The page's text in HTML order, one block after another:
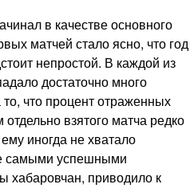
в качестве основного
матчей стало ясно, что год
непростой. В каждой из
достаточно много
что процент отраженных
взятого матча редко
иногда не хватало
самыми успешными
хабаровчан, приводило к